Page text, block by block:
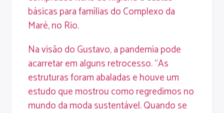
básicas para famílias do Complexo da
Maré, no Rio.
Na visão do Gustavo, a pandemia pode
acarretar em alguns retrocesso. “As
estruturas foram abaladas e houve um
estudo que mostrou como regredimos no
mundo da moda sustentável. Quando se